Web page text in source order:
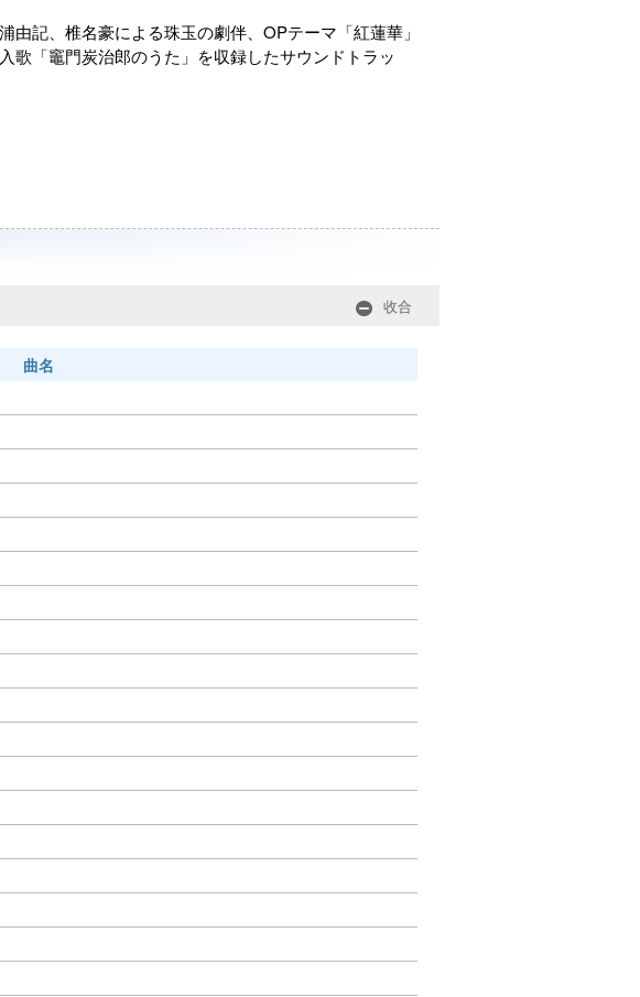
記、椎名豪による珠玉の劇伴、OPテーマ「紅蓮華」
歌「竈門炭治郎のうた」を収録したサウンドトラッ
收合
曲名